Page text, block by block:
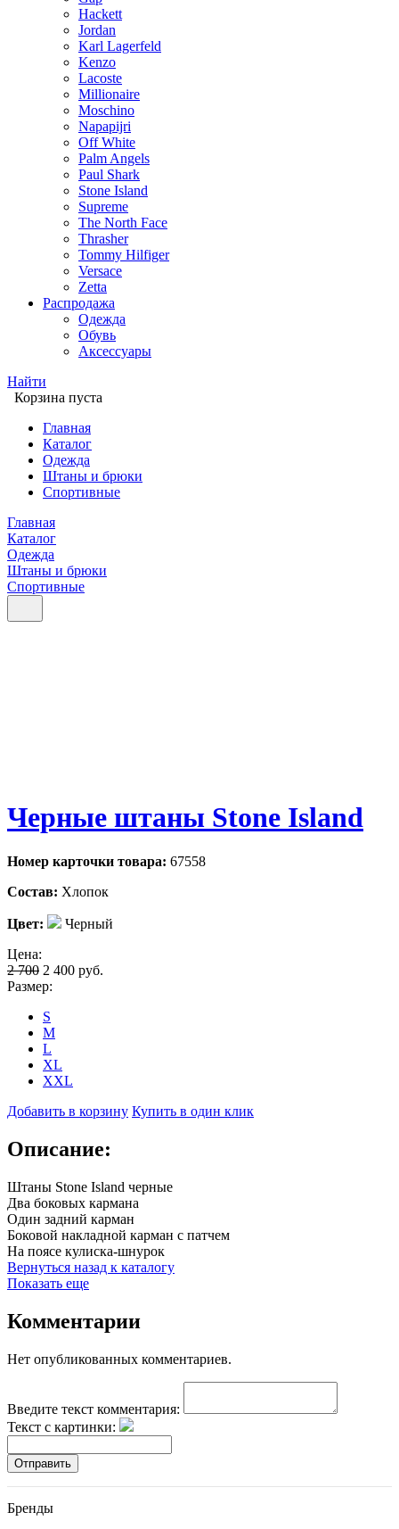
Hackett
Jordan
Karl Lagerfeld
Kenzo
Lacoste
Millionaire
Moschino
Napapijri
Off White
Palm Angels
Paul Shark
Stone Island
Supreme
The North Face
Thrasher
Tommy Hilfiger
Versace
Zetta
Распродажа
Одежда
Обувь
Аксессуары
Найти
Корзина пуста
Главная
Каталог
Одежда
Штаны и брюки
Спортивные
Главная
Каталог
Одежда
Штаны и брюки
Спортивные
Черные штаны Stone Island
Номер карточки товара: 67558
Состав: Хлопок
Цвет:
Черный
Цена:
2 700 2 400 руб.
Размер:
S
M
L
XL
XXL
Добавить в корзину Купить в один клик
Описание:
Штаны Stone Island черные
Два боковых кармана
Один задний карман
Боковой накладной карман с патчем
На поясе кулиска-шнурок
Вернуться назад к каталогу
Показать еще
Комментарии
Нет опубликованных комментариев.
Введите текст комментария:
Текст с картинки:
Отправить
Бренды